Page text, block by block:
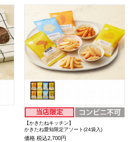
【かきたねキッチン】
かきたね愛知限定アソート(24袋入)
価格 税込2,700円